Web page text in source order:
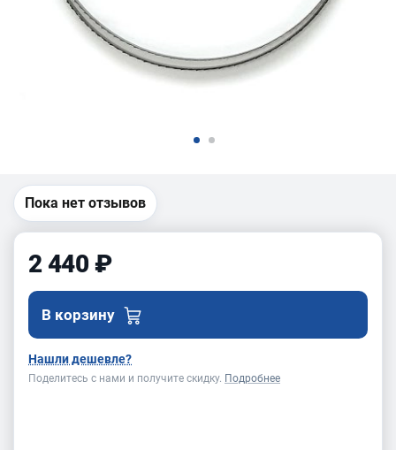
Пока нет отзывов
2 440 ₽
В корзину
Нашли дешевле?
Поделитесь с нами и получите скидку. Подробнее